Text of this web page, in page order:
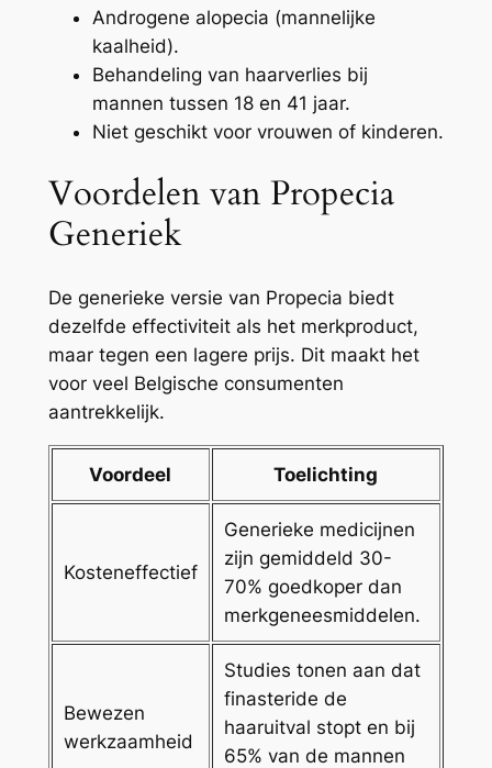
Androgene alopecia (mannelijke
kaalheid).
Behandeling van haarverlies bij
mannen tussen 18 en 41 jaar.
Niet geschikt voor vrouwen of kinderen.
Voordelen van Propecia
Generiek
De generieke versie van Propecia biedt
dezelfde effectiviteit als het merkproduct,
maar tegen een lagere prijs. Dit maakt het
voor veel Belgische consumenten
aantrekkelijk.
Voordeel Toelichting
Kosteneffectief
Generieke medicijnen
zijn gemiddeld 30-
70% goedkoper dan
merkgeneesmiddelen.
Bewezen
werkzaamheid
Studies tonen aan dat
finasteride de
haaruitval stopt en bij
65% van de mannen